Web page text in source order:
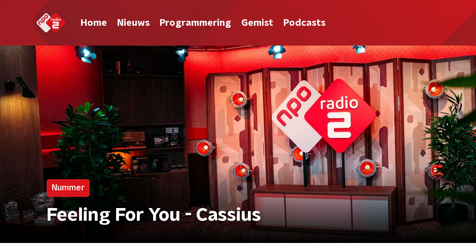
Home Nieuws Programmering Gemist Podcasts
Nummer
Feeling For You - Cassius